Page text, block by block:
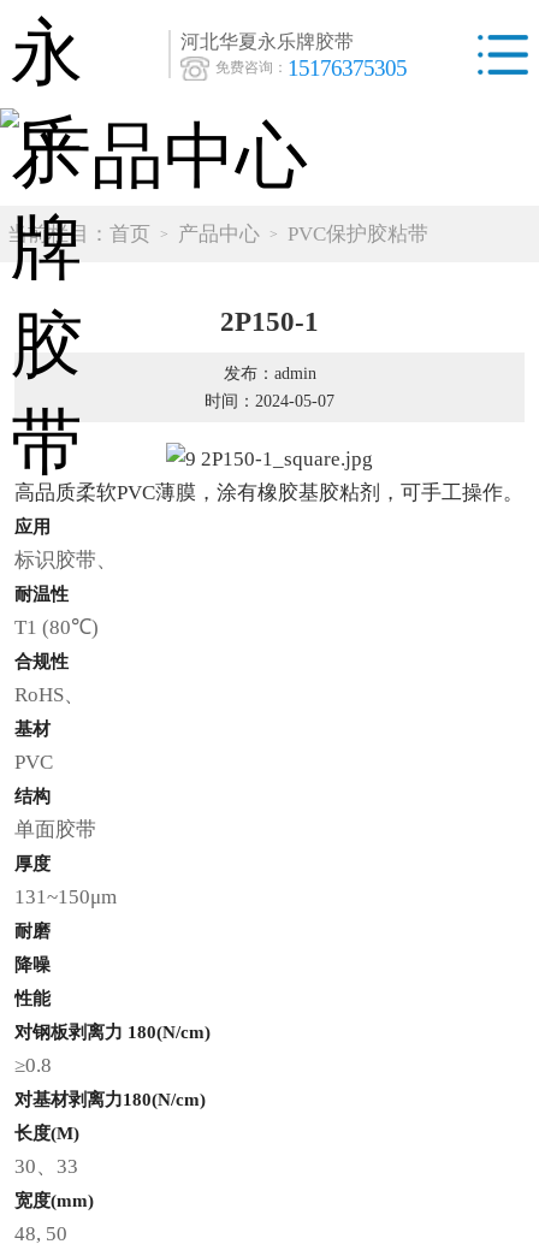
河北华夏永乐牌胶带
免费咨询： 15176375305
当前栏目： 首页 产品中心 PVC保护胶粘带
2P150-1
发布：admin
时间：2024-05-07
高品质柔软PVC薄膜，涂有橡胶基胶粘剂，可手工操作。
应用
标识胶带、
耐温性
T1 (80℃)
合规性
RoHS、
基材
PVC
结构
单面胶带
厚度
131~150μm
耐磨
降噪
性能
对钢板剥离力 180(N/cm)
≥0.8
对基材剥离力180(N/cm)
长度(M)
30、33
宽度(mm)
48, 50